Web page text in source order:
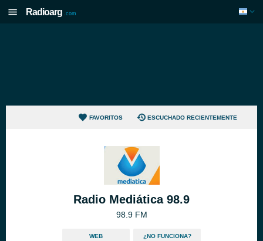
Radioarg .com
FAVORITOS ESCUCHADO RECIENTEMENTE
Radio Mediática 98.9
98.9 FM
WEB ¿NO FUNCIONA?